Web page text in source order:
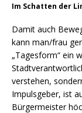
Im Schatten der
Damit auch
kann man/frau
„Tagesform“ ein
verstehen,
Impulsgeber, ist
Bürgermeister